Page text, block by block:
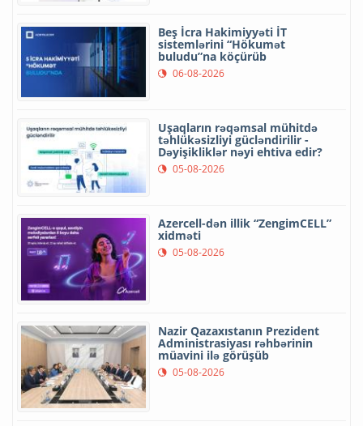
Beş İcra Hakimiyyəti İT
sistemlərini “Hökumət
buludu”na köçürüb
06-08-2026
Uşaqların rəqəmsal mühitdə
təhlükəsizliyi gücləndirilir -
Dəyişikliklər nəyi ehtiva edir?
05-08-2026
Azercell-dən illik “ZengimCELL”
xidməti
05-08-2026
Nazir Qazaxıstanın Prezident
Administrasiyası rəhbərinin
müavini ilə görüşüb
05-08-2026